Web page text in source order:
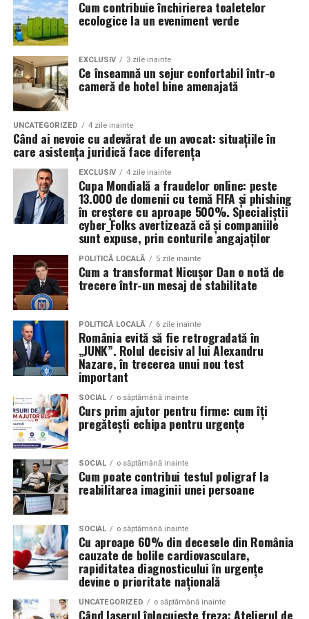
reducerea uzurii la pornire.
Valoarea 30 indică comportamentul uleiului la
temperatura normală de funcționare a motorului.
Rezultatul este un echilibru foarte bun între protecție și
economie de combustibil.
Pentru ce motoare este recomandat Ravenol VMP
USVO 5W30?
Tipul deulei de motor Ravenol
recomandat pentru numeroase motoare moderne care
necesită un ulei 5W30 cu aprobări OEM specifice.
În funcție de specificațiile constructorului, poate fi
utilizat pe vehicule ale unor mărci precum:
BMW;
Mercedes-Benz;
Volkswagen;
Audi;
Skoda;
Seat;
Porsche;
Opel;
Ford;
Renault și altele.
Compatibilitatea exactă trebuie verificată întotdeauna
în manualul vehiculului sau în documentația tehnică a
producătorului.
Este potrivit pentru motoarele diesel?
Da.
un pas concret în direcția unui ciclu ecologic sustenabil.
În plus, prin alegerea facilităților ecologice,
organizatorii unui eveniment pot reduce semnificativ
impactul negativ asupra mediului în comparație cu
soluțiile tradiționale, care sunt mult mai dăunătoare
pentru natură. Astfel, toaletele ecologice contribuie la
promovarea unui comportament responsabil din punct
de vedere ecologic și ajută la protejarea resurselor
naturale.
Impactul pozitiv asupra imaginii evenimentului
Alegerea unor soluții ecologice, precum tipul ecologic
de toaletă, poate aduce beneficii semnificative imaginii
unui eveniment. Într-o eră în care participanții devin din
ce în ce mai conștienți de problemele de mediu,
organizatorii care aleg să adopte soluții sustenabile, cum
ar fi închirierea toaletelor din gama ecologică, pot
câștiga aprecierea publicului.
Aceasta nu doar că îmbunătățește percepția față de
eveniment, dar poate și atrage mai mulți participanți
care sunt interesați de susținerea unor cauze ecologice.
Promovând un eveniment “verde”, organizatorii pot
atrage atenția asupra angajamentului față de protejarea
mediului și față de responsabilitatea socială.
Participanții vor aprecia cu siguranță faptul că
organizatorii au ales să adopte soluții care protejează
natura. De asemenea, acest lucru poate contribui la
creșterea reputației evenimentului și la creșterea
numărului de participanți în edițiile viitoare.
Confortul participanților
Deși un eveniment verde presupune economii de costuri
și un impact pozitiv asupra mediului, nu trebuie să se
Cum contribuie închirierea toaletelor
ecologice la un eveniment verde
EXCLUSIV 3 zile inainte
Ce înseamnă un sejur confortabil într-o
cameră de hotel bine amenajată
UNCATEGORIZED 4 zile inainte
Când ai nevoie cu adevărat de un avocat: situațiile în
care asistența juridică face diferența
EXCLUSIV 4 zile inainte
Cupa Mondială a fraudelor online: peste
13.000 de domenii cu temă FIFA și phishing
în creștere cu aproape 500%. Specialiștii
cyber_Folks avertizează că și companiile
sunt expuse, prin conturile angajaților
POLITICĂ LOCALĂ 5 zile inainte
Cum a transformat Nicușor Dan o notă de
trecere într-un mesaj de stabilitate
POLITICĂ LOCALĂ 6 zile inainte
România evită să fie retrogradată în
„JUNK”. Rolul decisiv al lui Alexandru
Nazare, în trecerea unui nou test
important
SOCIAL o săptămână inainte
Curs prim ajutor pentru firme: cum îți
pregătești echipa pentru urgențe
SOCIAL o săptămână inainte
Cum poate contribui testul poligraf la
reabilitarea imaginii unei persoane
SOCIAL o săptămână inainte
Cu aproape 60% din decesele din România
cauzate de bolile cardiovasculare,
rapiditatea diagnosticului în urgențe
devine o prioritate națională
UNCATEGORIZED o săptămână inainte
Când laserul înlocuiește freza: Atelierul de